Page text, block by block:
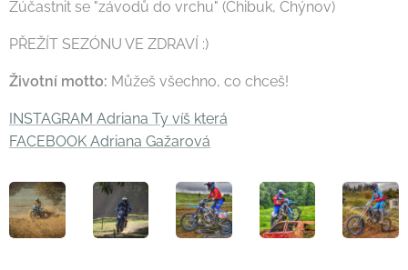
Zúčastnit se "závodů do vrchu" (Chibuk, Chýnov)
PŘEŽÍT SEZÓNU VE ZDRAVÍ :)
Životní motto: Můžeš všechno, co chceš!
INSTAGRAM Adriana Ty víš která
FACEBOOK Adriana Gažarová